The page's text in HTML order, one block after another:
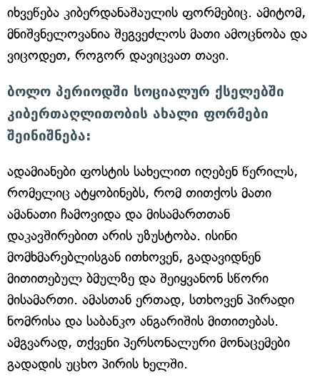
იხვეწება კიბერდანაშაულის ფორმებიც. ამიტომ,
მნიშვნელოვანია შეგვეძლოს მათი ამოცნობა და
ვიცოდეთ, როგორ დავიცვათ თავი.
ბოლო პერიოდში სოციალურ ქსელებში
კიბერთაღლითობის ახალი ფორმები
შეინიშნება:
ადამიანები ფოსტის სახელით იღებენ წერილს,
რომელიც ატყობინებს, რომ თითქოს მათი
ამანათი ჩამოვიდა და მისამართთან
დაკავშირებით არის უზუსტობა. ისინი
მომხმარებლისგან ითხოვენ, გადავიდნენ
მითითებულ ბმულზე და შეიყვანონ სწორი
მისამართი. ამასთან ერთად, სთხოვენ პირადი
ნომრისა და საბანკო ანგარიშის მითითებას.
ამგვარად, თქვენი პერსონალური მონაცემები
გადადის უცხო პირის ხელში.